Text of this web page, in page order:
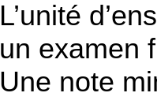
L’unité
un examen
Une note